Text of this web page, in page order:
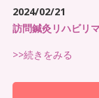
2024/02/21
訪問鍼灸リハビリ
>>続きをみる
退院後の
ちの方
入居者様
を受け